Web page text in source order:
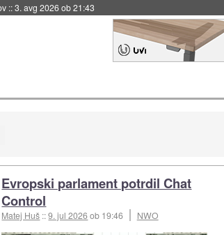
::3. avg 2026 ob 21:43
Evropski parlament potrdil Chat
Control
Matej Huš ::9. jul 2026ob 19:46 NWO